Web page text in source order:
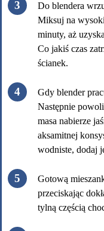
Do blendera
Miksuj na
minuty, aż
Co jakiś czas
ścianek.
Gdy blender
Następnie
masa nabierze
aksamitnej
wodniste, dodaj
Gotową
przeciskając
tylną częścią